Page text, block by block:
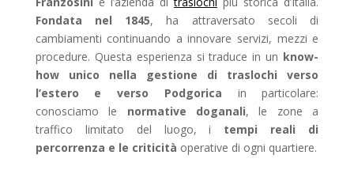
Fondata nel 1845, ha attraversato secoli di
cambiamenti continuando a innovare servizi, mezzi e
procedure. Questa esperienza si traduce in un know-
how unico nella gestione di traslochi verso
l’estero e verso Podgorica in particolare:
conosciamo le normative doganali, le zone a
traffico limitato del luogo, i tempi reali di
percorrenza e le criticità operative di ogni quartiere.